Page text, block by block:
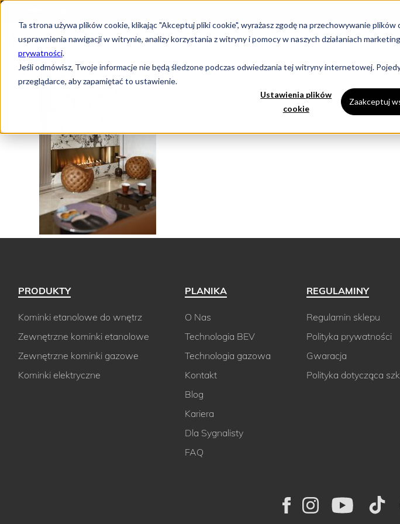
Ta strona używa plików cookie, klikając "Akceptuj pliki cookie", wyrażasz zgodę na przechowywanie
usprawnienia nawigacji w witrynie, analizy korzystania z witryny i pomocy w naszych działaniach
prywatności.
Jeśli odmówisz, Twoje informacje nie będą śledzone podczas odwiedzania tej witryny internetowej.
przeglądarce, aby zapamiętać to ustawienie.
Ustawienia plików
cookie
Zaakceptuj
PRODUKTY
Kominki etanolowe do wnętrz
Zewnętrzne kominki etanolowe
Zewnętrzne kominki gazowe
Kominki elektryczne
PLANIKA
O Nas
Technologia BEV
Technologia gazowa
Kontakt
Blog
Kariera
Dla Sygnalisty
FAQ
REGULAMINY
Regulamin sklepu
Polityka prywatności
Gwaracja
Polityka dotycząca